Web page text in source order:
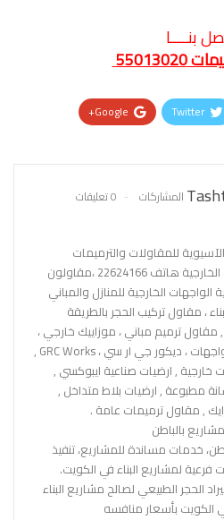
بنــــا
Twitter
Google+
0 تعليقات
للمقاولات والترميمات
والتشطيبات الخارجية هاتف 22624166 ،مقاولون
الخارجية للمنازل والمباني
، مقاول تركيب الحجر بالطريقة
, مقاول ترميم مباني ، موزاييك خارجي ،
تركيب حجر واجهات ، ديكور جي ار سي ، GRC Works ,
خارجية , ارضيات صناعية ايبوكسي ,
مطبوعة , ارضيات بلاط متداخل ,
, مقاول ترميمات عامة .
بالباطن
خدمات مساندة للمشاريع، تنفيذ
فرعية لمشاريع البناء في الكويت.
الحجر الطبيعي لصالح مشاريع البناء
الكويت بأسعار منافسه